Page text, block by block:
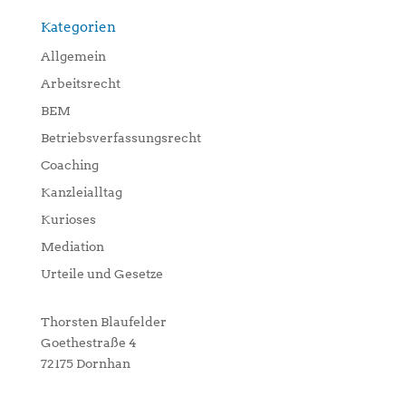
Kategorien
Allgemein
Arbeitsrecht
BEM
Betriebsverfassungsrecht
Coaching
Kanzleialltag
Kurioses
Mediation
Urteile und Gesetze
Thorsten Blaufelder
Goethestraße 4
72175 Dornhan